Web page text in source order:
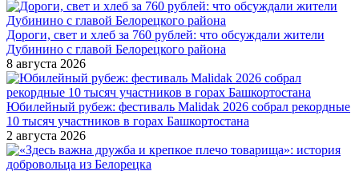
Дороги, свет и хлеб за 760 рублей: что обсуждали жители
Дубинино с главой Белорецкого района
8 августа 2026
Юбилейный рубеж: фестиваль Malidak 2026 собрал рекордные
10 тысяч участников в горах Башкортостана
2 августа 2026